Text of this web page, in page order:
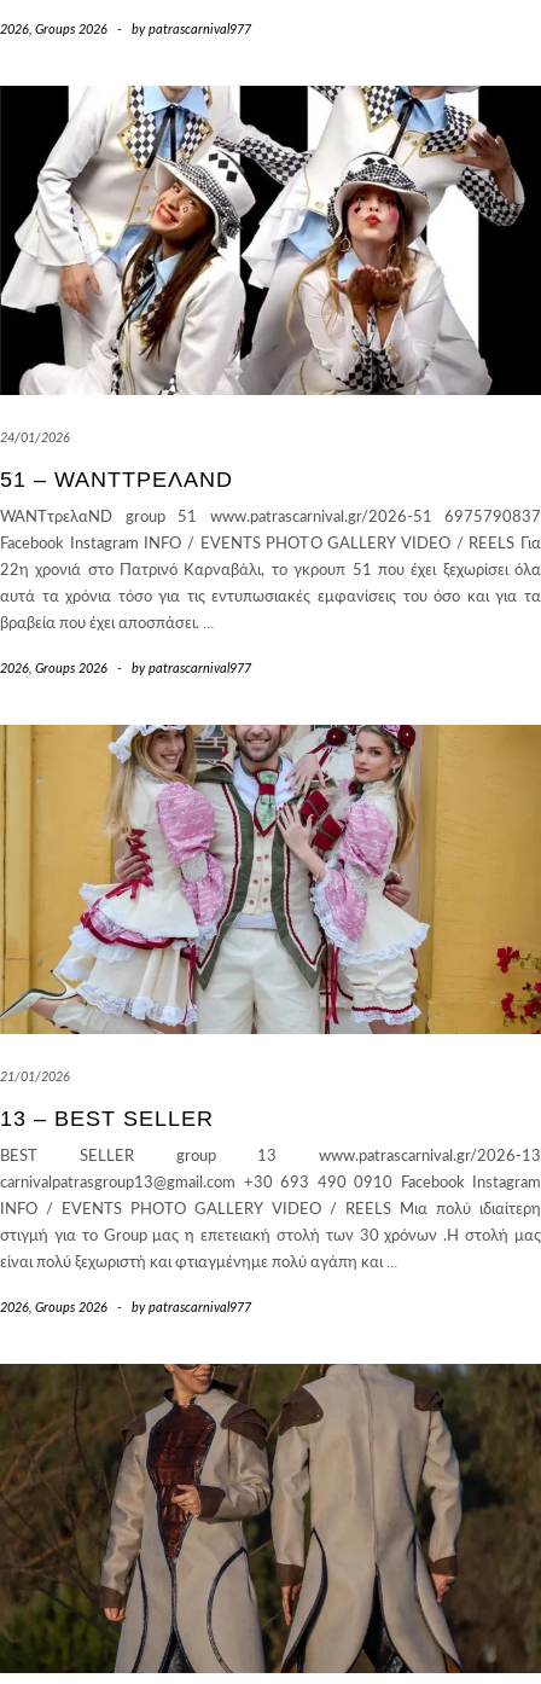
2026 Groups 2026 - bypatrascarnival977
24/01/2026
51 – WANTΤΡΕΛΑND
WANTτρελαND group 51 www.patrascarnival.gr/2026-51 6975790837
Facebook Instagram INFO / EVENTS PHOTO GALLERY VIDEO / REELS Για
22η χρονιά στο Πατρινό Καρναβάλι, το γκρουπ 51 που έχει ξεχωρίσει όλα
αυτά τα χρόνια τόσο για τις εντυπωσιακές εμφανίσεις του όσο και για τα
βραβεία που έχει αποσπάσει. …
2026 Groups 2026 - bypatrascarnival977
21/01/2026
13 – BEST SELLER
BEST SELLER group 13 www.patrascarnival.gr/2026-13
carnivalpatrasgroup13@gmail.com +30 693 490 0910 Facebook Instagram
INFO / EVENTS PHOTO GALLERY VIDEO / REELS Μια πολύ ιδιαίτερη
στιγμή για το Group μας η επετειακή στολή των 30 χρόνων .Η στολή μας
είναι πολύ ξεχωριστή και φτιαγμένημε πολύ αγάπη και …
2026 Groups 2026 - bypatrascarnival977